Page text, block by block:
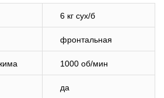
6 кг сух/б
фронтальная
1000 об/мин
да